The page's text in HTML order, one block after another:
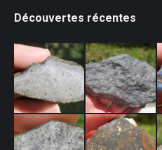
Découvertes récentes